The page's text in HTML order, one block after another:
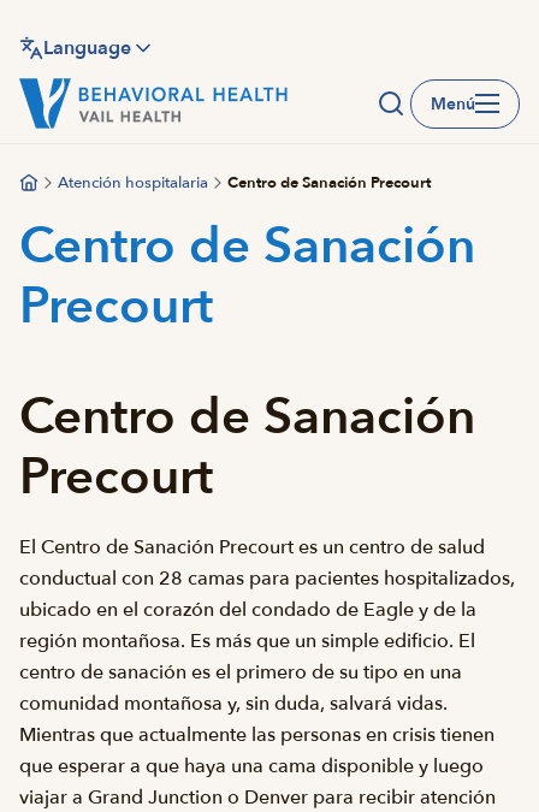
contenido
principal
Language
Menú
Atención hospitalaria Centro de Sanación Precourt
Centro de Sanación
Precourt
Centro de Sanación
Precourt
El Centro de Sanación Precourt es un centro de salud
conductual con 28 camas para pacientes hospitalizados,
ubicado en el corazón del condado de Eagle y de la
región montañosa. Es más que un simple edificio. El
centro de sanación es el primero de su tipo en una
comunidad montañosa y, sin duda, salvará vidas.
Mientras que actualmente las personas en crisis tienen
que esperar a que haya una cama disponible y luego
viajar a Grand Junction o Denver para recibir atención